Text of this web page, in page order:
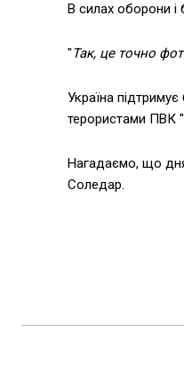
В силах оборони і
"Так, це точно
Україна
терористами ПВК
Нагадаємо, що
Соледар.